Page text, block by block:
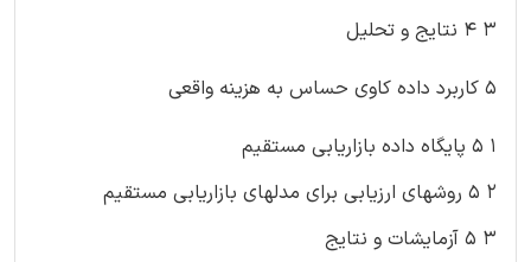
۳ ۴ نتایج و تحلیل
۵ کاربرد داده کاوی حساس به هزینه واقعی
۱ ۵ پایگاه داده بازاریابی مستقیم
۲ ۵ روشهای ارزیابی برای مدلهای بازاریابی مستقیم
۳ ۵ آزمایشات و نتایج